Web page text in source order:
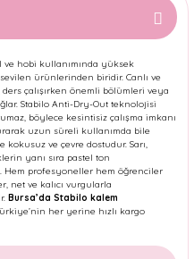
ve hobi kullanımında yüksek
ürünlerinden biridir. Canlı ve
çalışırken önemli bölümleri veya
Stabilo Anti-Dry-Out teknolojisi
böylece kesintisiz çalışma imkanı
uzun süreli kullanımda bile
kokusuz ve çevre dostudur. Sarı,
yanı sıra pastel ton
Hem profesyoneller hem öğrenciler
net ve kalıcı vurgularla
Bursa’da Stabilo kalem
her yerine hızlı kargo